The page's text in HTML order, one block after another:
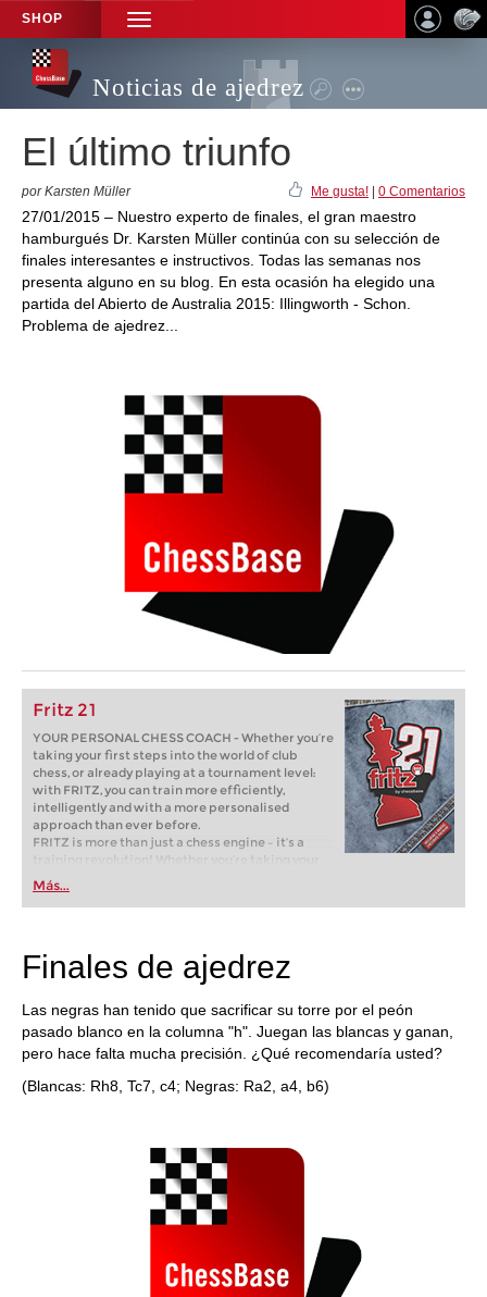
SHOP
TOGGLE
NAVIGATION
Noticias de ajedrez
El último triunfo
por Karsten Müller Me gusta! 0 Comentarios
27/01/2015 – Nuestro experto de finales, el gran maestro
hamburgués Dr. Karsten Müller continúa con su selección de
finales interesantes e instructivos. Todas las semanas nos
presenta alguno en su blog. En esta ocasión ha elegido una
partida del Abierto de Australia 2015: Illingworth - Schon.
Problema de ajedrez...
Fritz 21
YOUR PERSONAL CHESS COACH - Whether you’re
taking your first steps into the world of club
chess, or already playing at a tournament level:
with FRITZ, you can train more efficiently,
intelligently and with a more personalised
approach than ever before.
FRITZ is more than just a chess engine – it’s a
training revolution! Whether you’re taking your
first steps into the world of club chess, or already
playing at a tournament level: with FRITZ, you can
train more efficiently, intelligently and with a
Más...
Finales de ajedrez
Las negras han tenido que sacrificar su torre por el peón
pasado blanco en la columna "h". Juegan las blancas y ganan,
pero hace falta mucha precisión. ¿Qué recomendaría usted?
(Blancas: Rh8, Tc7, c4; Negras: Ra2, a4, b6)